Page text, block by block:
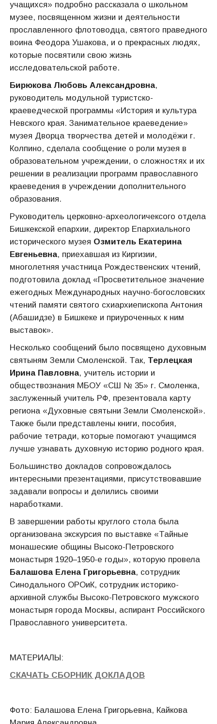
учащихся» подробно рассказала о школьном
музее, посвященном жизни и деятельности
прославленного флотоводца, святого праведного
воина Феодора Ушакова, и о прекрасных людях,
которые посвятили свою жизнь
исследовательской работе.
Бирюкова Любовь Александровна,
руководитель модульной туристско-
краеведческой программы «История и культура
Невского края. Занимательное краеведение»
музея Дворца творчества детей и молодёжи г.
Колпино, сделала сообщение о роли музея в
образовательном учреждении, о сложностях и их
решении в реализации программ православного
краеведения в учреждении дополнительного
образования.
Руководитель церковно-археологичексого отдела
Бишкекской епархии, директор Епархиального
исторического музея Озмитель Екатерина
Евгеньевна, приехавшая из Киргизии,
многолетняя участница Рождественских чтений,
подготовила доклад «Просветительное значение
ежегодных Международных научно-богословских
чтений памяти святого схиархиепископа Антония
(Абашидзе) в Бишкеке и приуроченных к ним
выставок».
Несколько сообщений было посвящено духовным
святыням Земли Смоленской. Так, Терлецкая
Ирина Павловна, учитель истории и
обществознания МБОУ «СШ № 35» г. Смоленка,
заслуженный учитель РФ, презентовала карту
региона «Духовные святыни Земли Смоленской».
Также были представлены книги, пособия,
рабочие тетради, которые помогают учащимся
лучше узнавать духовную историю родного края.
Большинство докладов сопровождалось
интересными презентациями, присутствовавшие
задавали вопросы и делились своими
наработками.
В завершении работы круглого стола была
организована экскурсия по выставке «Тайные
монашеские общины Высоко-Петровского
монастыря 1920–1950-е годы», которую провела
Балашова Елена Григорьевна, сотрудник
Синодального ОРОиК, сотрудник историко-
архивной службы Высоко-Петровского мужского
монастыря города Москвы, аспирант Российского
Православного университета.
МАТЕРИАЛЫ:
СКАЧАТЬ СБОРНИК ДОКЛАДОВ
Фото: Балашова Елена Григорьевна, Кайкова